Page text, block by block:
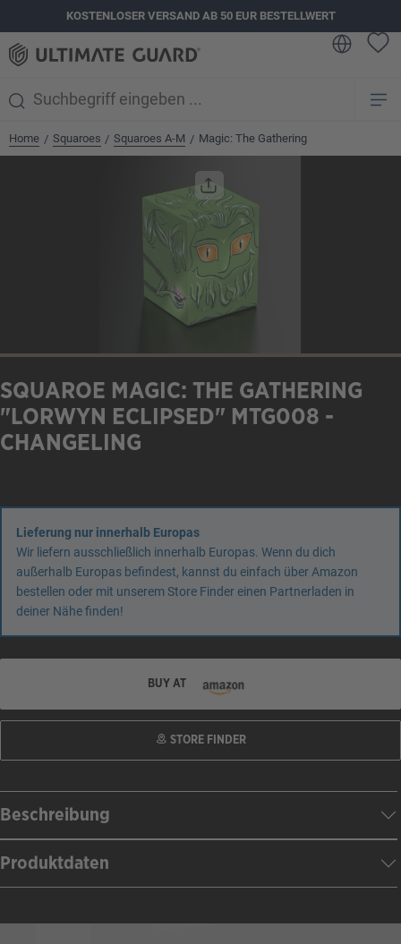
springenKOSTENLOSER VERSAND AB 50 EUR BESTELLWERT
Home / Squaroes / Squaroes A-M / Magic: The Gathering
SQUAROE MAGIC: THE GATHERING
"LORWYN ECLIPSED" MTG008 -
CHANGELING
Lieferung nur innerhalb Europas
Wir liefern ausschließlich innerhalb Europas. Wenn du dich
außerhalb Europas befindest, kannst du einfach über Amazon
bestellen oder mit unserem Store Finder einen Partnerladen in
deiner Nähe finden!
BUY AT
STORE FINDER
Beschreibung
Produktdaten